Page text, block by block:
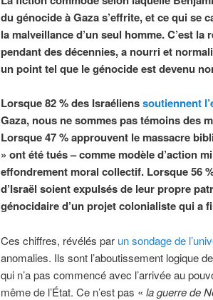
du génocide à Gaza s’effrite, et ce qui se
la malveillance d’un seul homme. C’est
pendant des décennies, a nourri et
un point tel que le génocide est devenu
Lorsque 82 % des Israélienssoutiennent
Gaza, nous ne sommes pas témoins des
Lorsque 47 % approuvent le massacre
» ont été tués – comme modèle d’action
effondrement moral collectif. Lorsque 56
d’Israël soient expulsés de leur propre
génocidaire d’un projet colonialiste qui a
Ces chiffres, révélés par un sondage de
anomalies. Ils sont l’aboutissement logique
qui n’a pas commencé avec l’arrivée au
même de l’État. Ce n’est pas « la guerre de